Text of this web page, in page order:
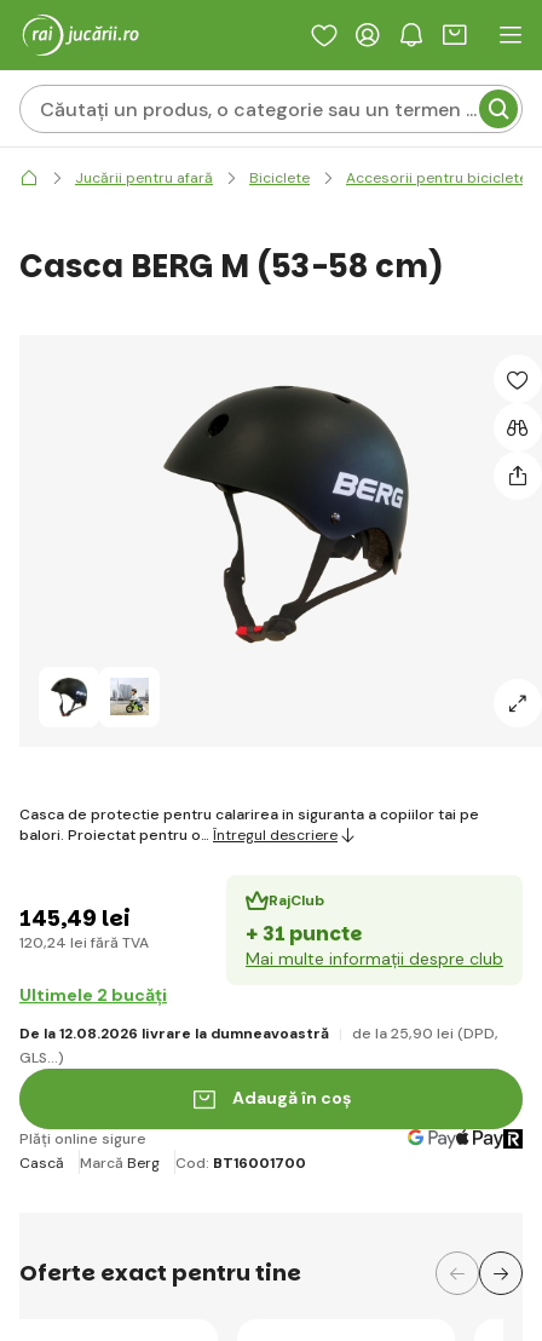
Jucării pentru afară Biciclete Accesorii pentru biciclete
Casca BERG M (53-58 cm)
Casca de protectie pentru calarirea in siguranta a copiilor tai pe
balori. Proiectat pentru o… Întregul descriere
145,49 lei
120,24 lei fără TVA
RajClub
+ 31 puncte
Mai multe informații despre club
Ultimele 2 bucăți
De la 12.08.2026 livrare la dumneavoastră de la 25,90 lei (DPD,
GLS...)
Adaugă în coș
Plăți online sigure
Cască
Marcă Berg Cod: BT16001700
Oferte exact pentru tine